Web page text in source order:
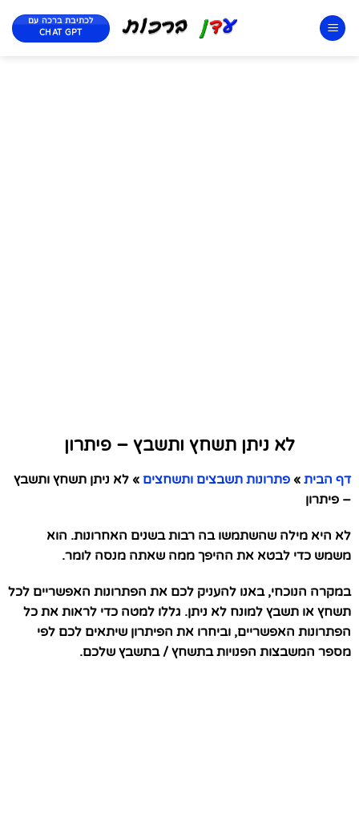
לכתיבת ברכה עם
CHAT GPT
לא ניתן תשחץ ותשבץ – פיתרון
דף הבית » פתרונות תשבצים ותשחצים » לא ניתן תשחץ ותשבץ
– פיתרון
לא היא מילה שהשתמשו בה רבות בשנים האחרונות. הוא
משמש כדי לבטא את ההיפך ממה שאתה מנסה לומר.
במקרה הנוכחי, באנו להעניק לכם את הפתרונות האפשריים לכל
תשחץ או תשבץ למונח לא ניתן. גללו למטה כדי לראות את כל
הפתרונות האפשריים, וביחרו את הפיתרון שיתאים לכם לפי
מספר המשבצות הפנויות בתשחץ / בתשבץ שלכם.